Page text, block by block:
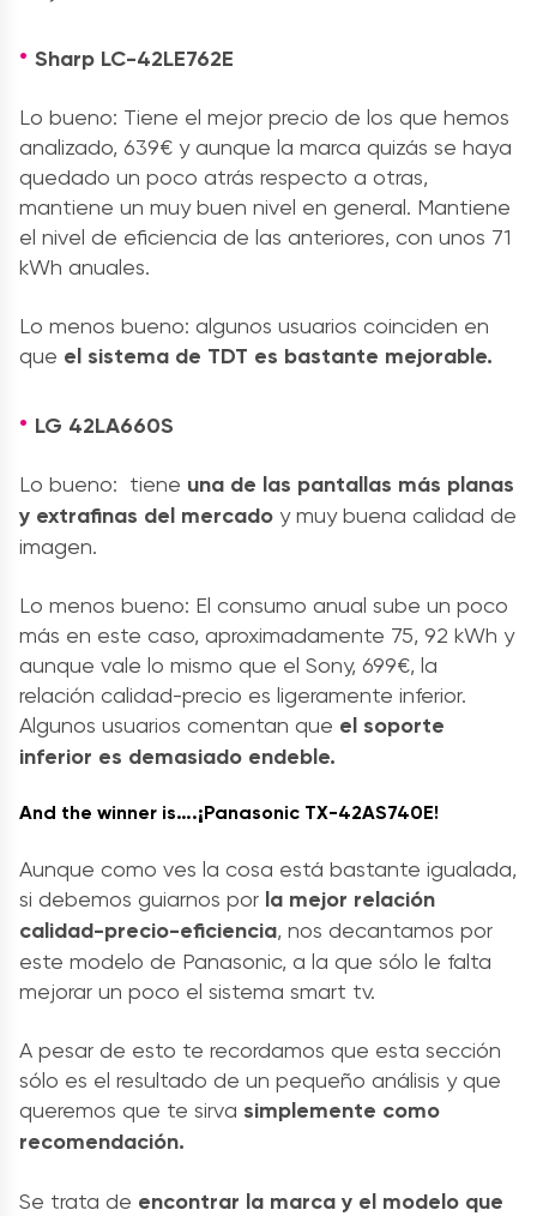
Sharp LC-42LE762E
Lo bueno: Tiene el mejor precio de los que hemos
analizado, 639€ y aunque la marca quizás se haya
quedado un poco atrás respecto a otras,
mantiene un muy buen nivel en general. Mantiene
el nivel de eficiencia de las anteriores, con unos 71
kWh anuales.
Lo menos bueno: algunos usuarios coinciden en
que el sistema de TDT es bastante mejorable.
LG 42LA660S
Lo bueno: tiene una de las pantallas más planas
y extrafinas del mercado y muy buena calidad de
imagen.
Lo menos bueno: El consumo anual sube un poco
más en este caso, aproximadamente 75, 92 kWh y
aunque vale lo mismo que el Sony, 699€, la
relación calidad-precio es ligeramente inferior.
Algunos usuarios comentan que el soporte
inferior es demasiado endeble.
And the winner is….¡Panasonic TX-42AS740E!
Aunque como ves la cosa está bastante igualada,
si debemos guiarnos por la mejor relación
calidad-precio-eficiencia, nos decantamos por
este modelo de Panasonic, a la que sólo le falta
mejorar un poco el sistema smart tv.
A pesar de esto te recordamos que esta sección
sólo es el resultado de un pequeño análisis y que
queremos que te sirva simplemente como
recomendación.
Se trata de encontrar la marca y el modelo que